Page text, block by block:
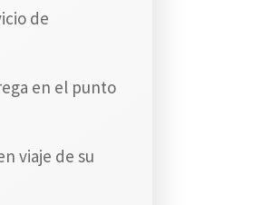
de
en el punto
viaje de su